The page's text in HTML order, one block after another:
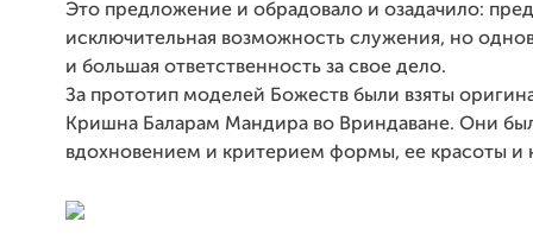
Это предложение и обрадовало и озадачило:
исключительная возможность служения, но
и большая ответственность за свое дело.
За прототип моделей Божеств были взяты
Кришна Баларам Мандира во Вриндаване. Они
вдохновением и критерием формы, ее красоты и